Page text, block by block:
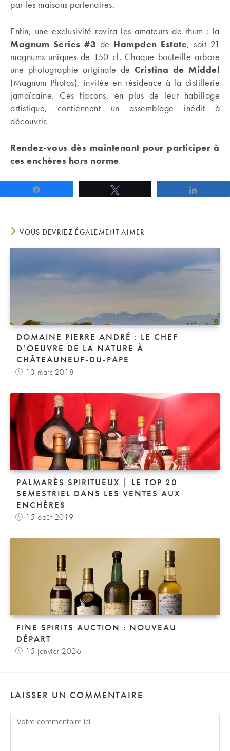
par les maisons partenaires.
Enfin, une exclusivité ravira les amateurs de rhum : la
Magnum Series #3 de Hampden Estate, soit 21
magnums uniques de 150 cl. Chaque bouteille arbore
une photographie originale deCristina de Middel
(Magnum Photos), invitée en résidence à la distillerie
jamaïcaine. Ces flacons, en plus de leur habillage
artistique, contiennent un assemblage inédit à
découvrir.
Rendez-vous dès maintenant pour participer à
ces enchères hors norme
VOUS DEVRIEZ ÉGALEMENT AIMER
DOMAINE PIERRE ANDRÉ : LE CHEF
D’OEUVRE DE LA NATURE À
CHÂTEAUNEUF-DU-PAPE
13 mars 2018
PALMARÈS SPIRITUEUX | LE TOP 20
SEMESTRIEL DANS LES VENTES AUX
ENCHÈRES
15 août 2019
FINE SPIRITS AUCTION : NOUVEAU
DÉPART
15 janvier 2026
LAISSER UN COMMENTAIRE
Comment